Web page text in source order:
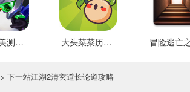
云顶棋美测服 最新版 大头菜菜历险记 好玩的
> 下一站江湖2清玄道长论道攻略